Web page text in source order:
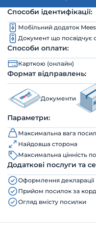
Способи ідентифікації:
Мобільний додаток
Документ що посвідчує
Способи оплати:
Карткою (онлайн)
Формат відправлень:
Документи
Параметри:
Максимальна вага
Найдовша сторона
Максимальна цінність
Додаткові послуги та
Оформлення декларації
Прийом посилок за
Огляд вмісту посилки